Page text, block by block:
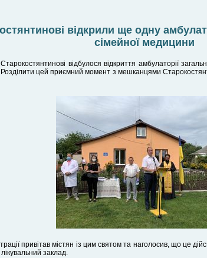
відкрили ще одну
сімейної медицини
Старокостянтинові відбулося відкриття амбулаторії
Розділити цей приємний момент з мешканцями
привітав містян із цим святом та наголосив, що це
заклад.